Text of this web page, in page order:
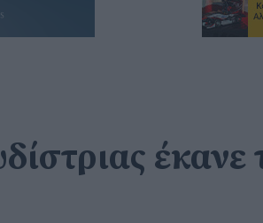
έκανε